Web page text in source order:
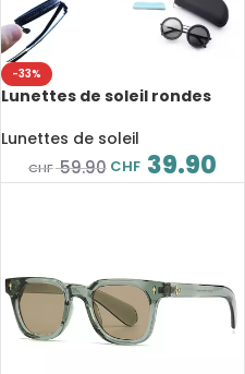
-33%
Lunettes de soleil rondes
ajustables, UV400
Lunettes de soleil
CHF59.90 CHF 39.90